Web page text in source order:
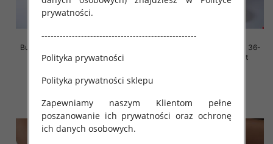
Buty sportowe damskie Roz 36-
41, 1 kolor Paczka 12 szt
45.00 zł
Buty sportowe damskie Roz 36-
41, 1 kolor Paczka 12 szt
prywatności.
---------------------------------------------------
Polityka prywatności
Polityka prywatności sklepu
Zapewniamy naszym Klientom pełne
poszanowanie ich prywatności oraz ochronę
ich danych osobowych.